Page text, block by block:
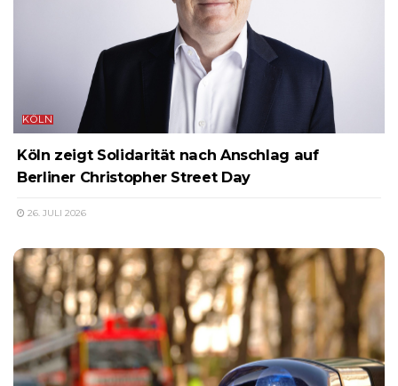
KÖLN
Köln zeigt Solidarität nach Anschlag auf
Berliner Christopher Street Day
26. JULI 2026